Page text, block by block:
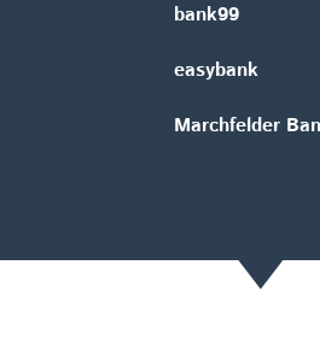
bank99
easybank
Marchfelder